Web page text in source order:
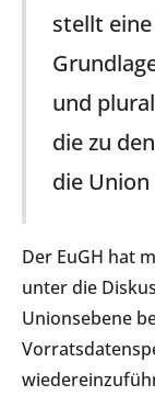
stellt
und
die zu
die Union
Der EuGH hat
unter die
Unionsebene